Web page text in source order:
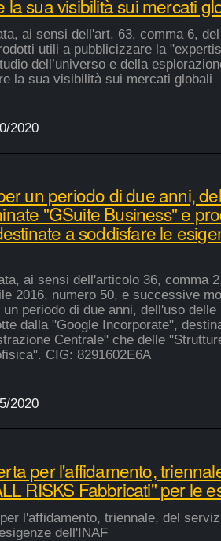
sua visibilità sui mercati
ai sensi dell'art. 63, comma 6,
utili a pubblicizzare la
dell’universo e della
la sua visibilità sui mercati globali
2020
un periodo di due anni,
"GSuite Business" e
a soddisfare le
ai sensi dell'articolo 36, comma
2016, numero 50, e successive
periodo di due anni, dell'uso
dalla "Google Incorporate",
Centrale" che delle
CIG: 8291602E6A
2020
per l'affidamento,
RISKS Fabbricati" per le
l'affidamento, triennale, del
dell'INAF